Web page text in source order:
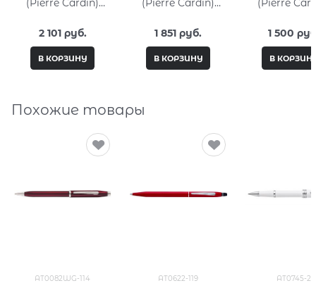
(Pierre Cardin)
Fantasy PC332-L14
2 101 руб.
В КОРЗИНУ
(Pierre Cardin)
Fantasy PC332-S4
1 851 руб.
В КОРЗИНУ
(Pierre
Fantasy
M14
1 500
В
Похожие товары
AT0082WG-114 AT0622-119 AT0745-2